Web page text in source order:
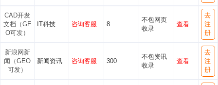
CAD开发
文档（GE
O可发）
IT科技 咨询客服 8
不包网页
收录
查看
去
注
册
新浪网新
闻（GEO
可发）
新闻资讯 咨询客服 300
不包资讯
收录
查看
去
注
册